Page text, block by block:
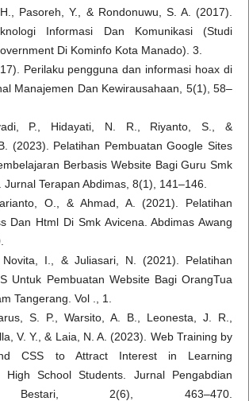
Pasoreh, Y., & Rondonuwu, S. A. (2017).
Informasi Dan Komunikasi (Studi
Di Kominfo Kota Manado). 3.
Perilaku pengguna dan informasi hoax di
Manajemen Dan Kewirausahaan, 5(1), 58–
P., Hidayati, N. R., Riyanto, S., &
(2023). Pelatihan Pembuatan Google Sites
Berbasis Website Bagi Guru Smk
Terapan Abdimas, 8(1), 141–146.
O., & Ahmad, A. (2021). Pelatihan
Dan Html Di Smk Avicena. Abdimas Awang
I., & Juliasari, N. (2021). Pelatihan
Untuk Pembuatan Website Bagi OrangTua
Tangerang. Vol ., 1.
S. P., Warsito, A. B., Leonesta, J. R.,
V. Y., & Laia, N. A. (2023). Web Training by
CSS to Attract Interest in Learning
High School Students. Jurnal Pengabdian
Bestari, 2(6), 463–470.